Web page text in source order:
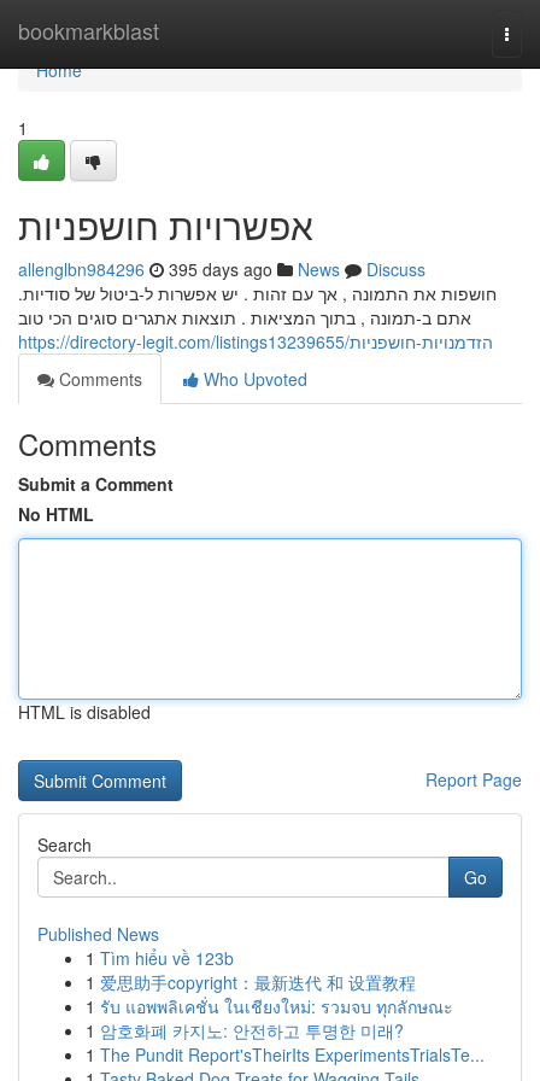
bookmarkblast
Home
Home
1
אפשרויות חושפניות
allenglbn984296 395 days ago News
Discuss
חושפות את התמונה , אך עם זהות . יש אפשרות ל-ביטול של סודיות.
אתם ב-תמונה , בתוך המציאות . תוצאות אתגרים סוגים הכי טוב
https://directory-legit.com/listings13239655/הזדמנויות-חושפניות
Comments
Who Upvoted
Comments
Submit a Comment
No HTML
HTML is disabled
Report Page
Search
Go
Published News
1 Tìm hiểu về 123b
1 爱思助手copyright：最新迭代 和 设置教程
1 รับ แอพพลิเคชั่น ในเชียงใหม่: รวมจบ ทุกลักษณะ
1 암호화폐 카지노: 안전하고 투명한 미래?
1 The Pundit Report'sTheirIts ExperimentsTrialsTe...